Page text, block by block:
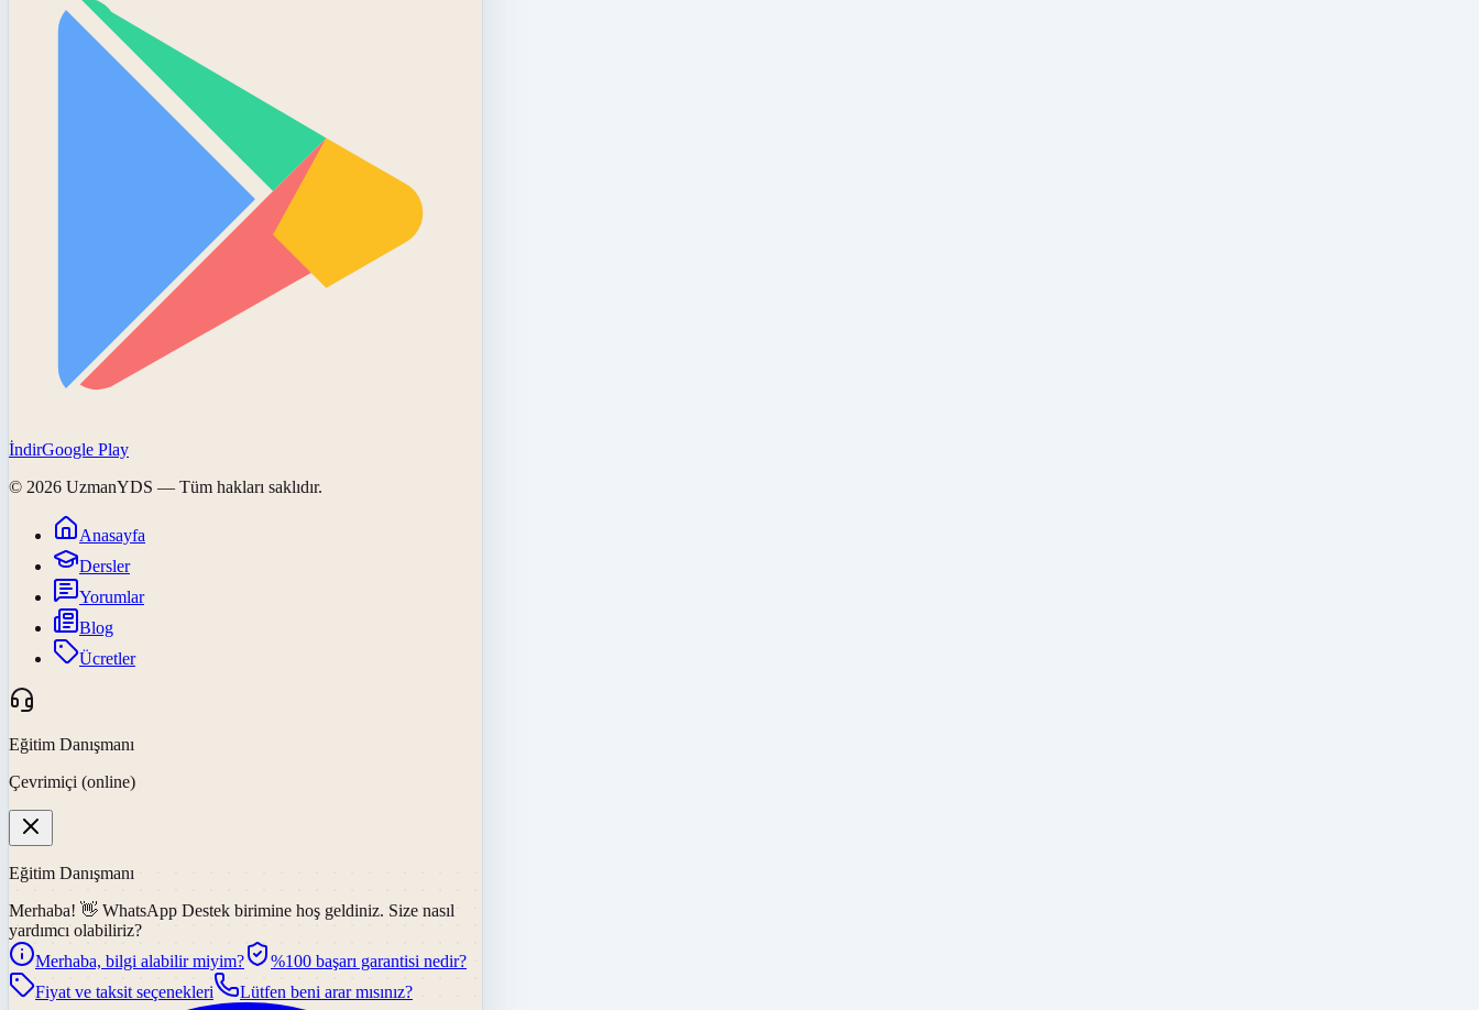
İndirGoogle Play
© 2026 UzmanYDS — Tüm hakları saklıdır.
Anasayfa
Dersler
Yorumlar
Blog
Ücretler
Eğitim Danışmanı
Çevrimiçi (online)
Eğitim Danışmanı
Merhaba! 👋 WhatsApp Destek birimine hoş geldiniz. Size nasıl
yardımcı olabiliriz?
Merhaba, bilgi alabilir miyim?
%100 başarı garantisi nedir?
Fiyat ve taksit seçenekleri
Lütfen beni arar mısınız?